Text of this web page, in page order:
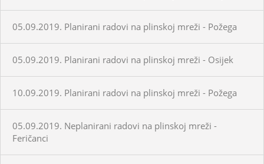
05.09.2019. Planirani radovi na plinskoj mreži - Požega
05.09.2019. Planirani radovi na plinskoj mreži - Osijek
10.09.2019. Planirani radovi na plinskoj mreži - Požega
05.09.2019. Neplanirani radovi na plinskoj mreži -
Feričanci